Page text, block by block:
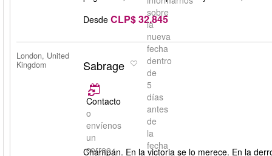
sobre
la
nueva
fecha
dentro
de
5
días
antes
de
la
fecha
Desde CLP$ 32.845
London, United
Kingdom
Sabrage
Contacto
o
envíenos
un
correo
Champán. En la victoria se lo merece. En la